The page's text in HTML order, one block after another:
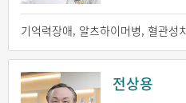
기억력장애, 알츠하이머병, 혈관성
전상용